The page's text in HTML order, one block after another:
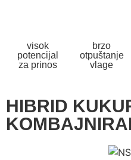
visok
potencijal
za prinos
brzo
otpuštanje
vlage
HIBRID